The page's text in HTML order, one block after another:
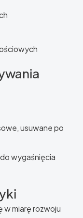
usuwane po
wygaśnięcia
miarę rozwoju